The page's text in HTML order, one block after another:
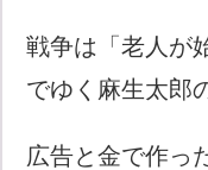
戦争は「老人が
でゆく麻生太郎
広告と金で作っ